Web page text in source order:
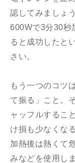
認してみましょう
600Wで3分30秒
ると成功したと
さい。
もう一つのコツ
て振る」こと。
ャッフルするこ
け損も少なくな
加熱後は熱くて
みなどを使用し